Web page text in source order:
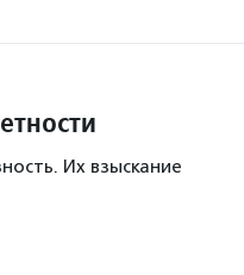
Их взыскание